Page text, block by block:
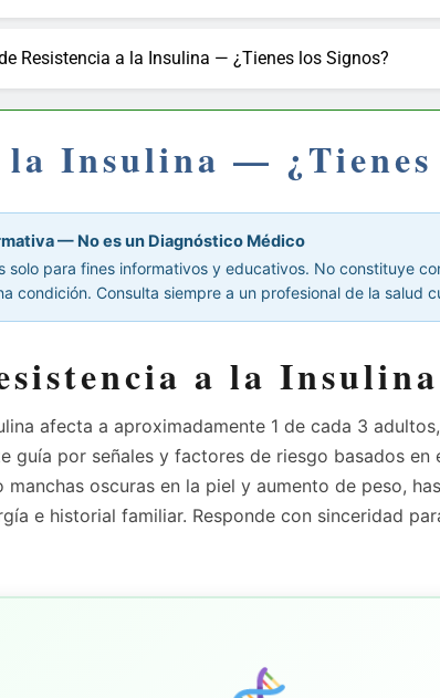
Resistencia a la Insulina — ¿Tienes los Signos?
la Insulina — ¿Tienes
— No es un Diagnóstico Médico
solo para fines informativos y educativos. No constituye
condición. Consulta siempre a un profesional de la salud
a la Insulina
afecta a aproximadamente 1 de cada 3
guía por señales y factores de riesgo basados en
oscuras en la piel y aumento de peso,
e historial familiar. Responde con sinceridad